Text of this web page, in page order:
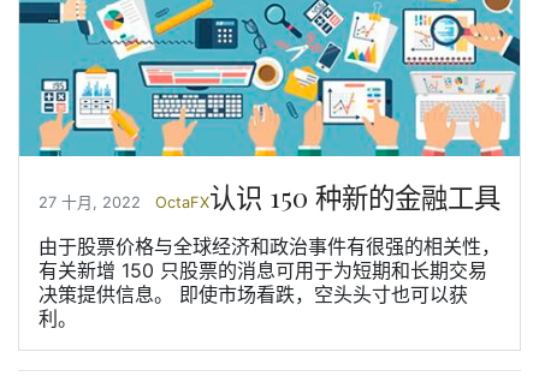
27 十月, 2022 OctaFX认识 150 种新的金融工具
由于股票价格与全球经济和政治事件有很强的相关性，
有关新增 150 只股票的消息可用于为短期和长期交易
决策提供信息。 即使市场看跌，空头头寸也可以获
利。